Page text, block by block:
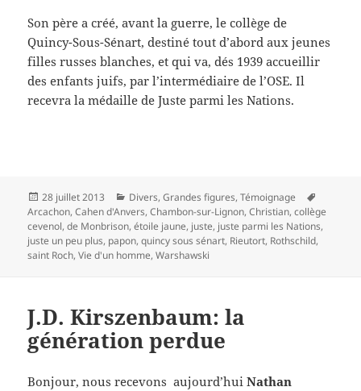
Son père a créé, avant la guerre, le collège de
Quincy-Sous-Sénart, destiné tout d’abord aux jeunes
filles russes blanches, et qui va, dés 1939 accueillir
des enfants juifs, par l’intermédiaire de l’OSE. Il
recevra la médaille de Juste parmi les Nations.
Publié
le
28 juillet 2013 Catégories
Divers,Grandes figures,Témoignage
clés
Arcachon,Cahen d'Anvers,Chambon-sur-Lignon,Christian,collège
cevenol,de Monbrison,étoile jaune, juste, juste parmi les Nations,
juste un peu plus, papon,quincy sous sénart, Rieutort, Rothschild,
saint Roch,Vie d'un homme,Warshawski
J.D. Kirszenbaum: la
génération perdue
Bonjour, nous recevons aujourd’huiNathan